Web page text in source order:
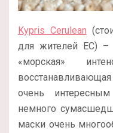
Kypris Cerulean
для жителей ЕС) –
«морская»
очень
немного
маски очень